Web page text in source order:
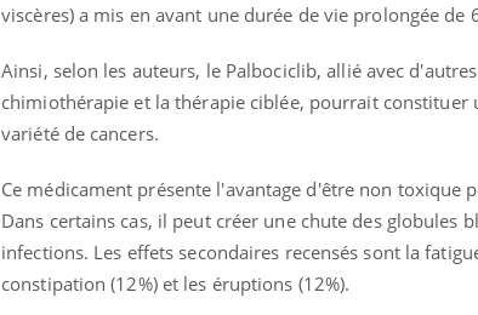
viscères) a mis en avant une durée de vie prolongée de
Ainsi, selon les auteurs, le Palbociclib, allié avec
chimiothérapie et la thérapie ciblée, pourrait
variété de cancers.
Ce médicament présente l'avantage d'être non toxique
Dans certains cas, il peut créer une chute des globules
infections. Les effets secondaires recensés sont la
constipation (12%) et les éruptions (12%).